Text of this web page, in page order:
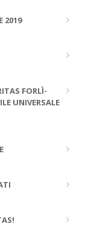
2019
FORLÌ-
UNIVERSALE